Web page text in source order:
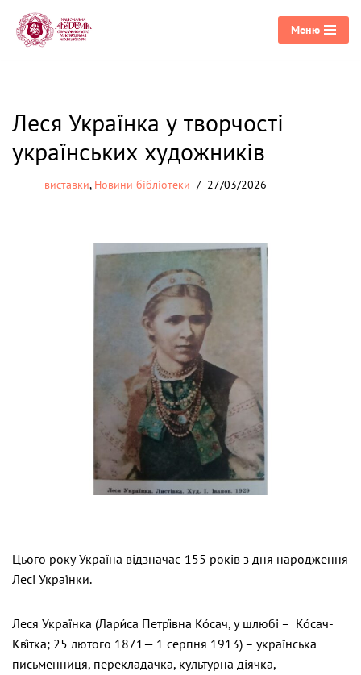
Перейти
Меню
Леся Українка у творчості
українських художників
виставки, Новини бібліотеки 27/03/2026
Цього року Україна відзначає 155 років з дня народження
Лесі Українки.
Леся Українка (Лари́са Петрі́вна Ко́сач, у шлюбі – Ко́сач-
Кві́тка; 25 лютого 1871— 1 серпня 1913) – українська
письменниця, перекладачка, культурна діячка,